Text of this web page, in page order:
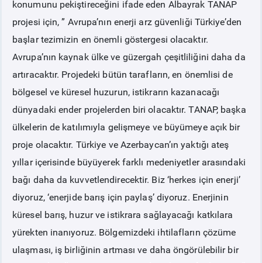
konumunu pekiştireceğini ifade eden Albayrak TANAP
projesi için, ” Avrupa’nın enerji arz güvenliği Türkiye’den
başlar tezimizin en önemli göstergesi olacaktır.
Avrupa’nın kaynak ülke ve güzergah çeşitliliğini daha da
artıracaktır. Projedeki bütün tarafların, en önemlisi de
bölgesel ve küresel huzurun, istikrarın kazanacağı
dünyadaki ender projelerden biri olacaktır. TANAP, başka
ülkelerin de katılımıyla gelişmeye ve büyümeye açık bir
proje olacaktır. Türkiye ve Azerbaycan’ın yaktığı ateş
yıllar içerisinde büyüyerek farklı medeniyetler arasındaki
bağı daha da kuvvetlendirecektir. Biz ‘herkes için enerji’
diyoruz, ‘enerjide barış için paylaş’ diyoruz. Enerjinin
küresel barış, huzur ve istikrara sağlayacağı katkılara
yürekten inanıyoruz. Bölgemizdeki ihtilafların çözüme
ulaşması, iş birliğinin artması ve daha öngörülebilir bir